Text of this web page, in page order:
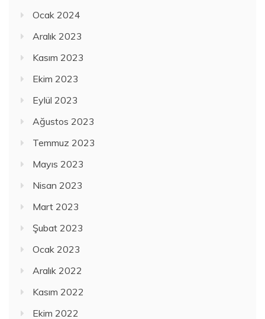
Ocak 2024
Aralık 2023
Kasım 2023
Ekim 2023
Eylül 2023
Ağustos 2023
Temmuz 2023
Mayıs 2023
Nisan 2023
Mart 2023
Şubat 2023
Ocak 2023
Aralık 2022
Kasım 2022
Ekim 2022